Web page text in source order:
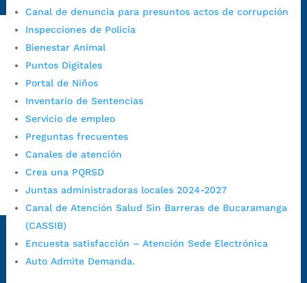
Canal de denuncia para presuntos actos de corrupción
Inspecciones de Policía
Bienestar Animal
Puntos Digitales
Portal de Niños
Inventario de Sentencias
Servicio de empleo
Preguntas frecuentes
Canales de atención
Crea una PQRSD
Juntas administradoras locales 2024-2027
Canal de Atención Salud Sin Barreras de Bucaramanga
(CASSIB)
Encuesta satisfacción – Atención Sede Electrónica
Auto Admite Demanda.
1/secretarias/oficina-de-control-interno-disciplinario/
@AlcaldíaBGA
Alcaldía de Bucaramanga
Autorización de Tratamiento de Datos Personales
de Tratamiento de Datos Personales
|
Política web y
comunicaciones |Política de derechos de autor